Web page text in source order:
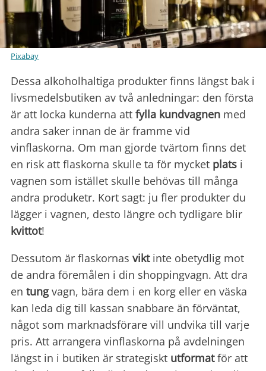
Pixabay
Dessa alkoholhaltiga produkter finns längst bak i
livsmedelsbutiken av två anledningar: den första
är att locka kunderna att fylla kundvagnen med
andra saker innan de är framme vid
vinflaskorna. Om man gjorde tvärtom finns det
en risk att flaskorna skulle ta för mycket plats i
vagnen som istället skulle behövas till många
andra produketr. Kort sagt: ju fler produkter du
lägger i vagnen, desto längre och tydligare blir
kvittot!
Dessutom är flaskornas viktinte obetydlig mot
de andra föremålen i din shoppingvagn. Att dra
en tungvagn, bära dem i en korg eller en väska
kan leda dig till kassan snabbare än förväntat,
något som marknadsförare vill undvika till varje
pris. Att arrangera vinflaskorna på avdelningen
längst in i butiken är strategiskt utformatför att